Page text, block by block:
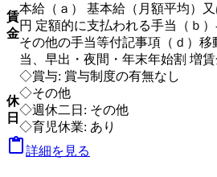
賃
金
本給（ａ） 基本給（月額平均）
円 定額的に支払われる手当（ｂ
その他の手当等付記事項（ｄ）
当、早出・夜間・年末年始割 増賃
◇賞与: 賞与制度の有無なし
休
日
◇その他
◇週休二日: その他
◇育児休業: あり
詳細を見る